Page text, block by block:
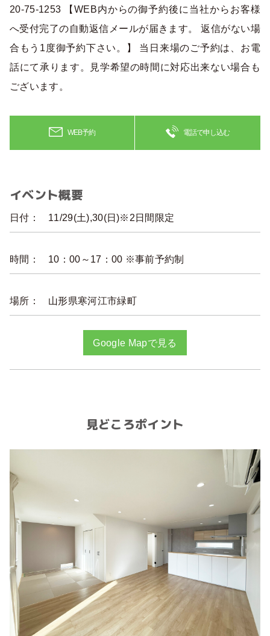
20-75-1253 【WEB内からの御予約後に当社からお客様
へ受付完了の自動返信メールが届きます。 返信がない場
合もう1度御予約下さい。】 当日来場のご予約は、お電
話にて承ります。見学希望の時間に対応出来ない場合も
ございます。
WEB予約 電話で申し込む
イベント概要
日付： 11/29(土),30(日)※2日間限定
時間： 10：00～17：00 ※事前予約制
場所： 山形県寒河江市緑町
Google Mapで見る
見どころポイント